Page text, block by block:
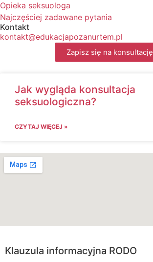
Opieka seksuologa
Najczęściej zadawane pytania
Kontakt
kontakt@edukacjapozanurtem.pl
Zapisz się na konsultację
Jak wygląda konsultacja
seksuologiczna?
CZYTAJ WIĘCEJ »
Klauzula informacyjna RODO